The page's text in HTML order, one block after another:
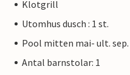
Klotgrill
Utomhus dusch : 1 st.
Pool mitten mai- ult. sep.
Antal barnstolar: 1